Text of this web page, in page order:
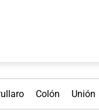
Colón Unión